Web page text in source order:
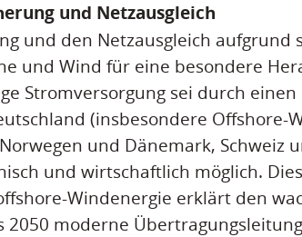
und Netzausgleich
und den Netzausgleich aufgrund
und Wind für eine besondere
Stromversorgung sei durch
(insbesondere Offshore-
und Dänemark, Schweiz
und wirtschaftlich möglich.
Windenergie erklärt den
2050 moderne